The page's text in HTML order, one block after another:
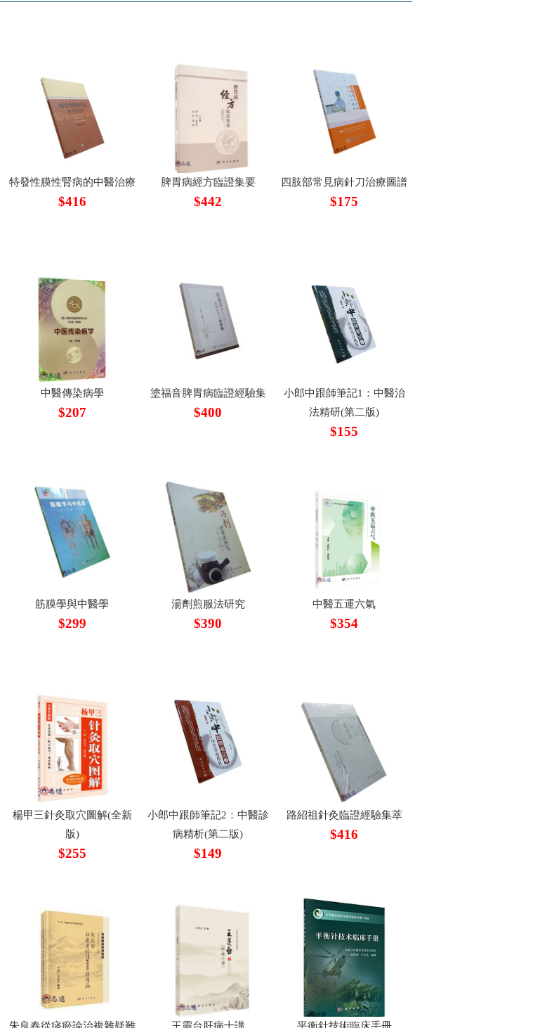
特發性膜性腎病的中醫治療
$416
脾胃病經方臨證集要
$442
四肢部常見病針刀治療圖譜
$175
中醫傳染病學
$207
塗福音脾胃病臨證經驗集
$400
小郎中跟師筆記1：中醫治
法精研(第二版)
$155
筋膜學與中醫學
$299
湯劑煎服法研究
$390
中醫五運六氣
$354
楊甲三針灸取穴圖解(全新
版)
$255
小郎中跟師筆記2：中醫診
病精析(第二版)
$149
路紹祖針灸臨證經驗集萃
$416